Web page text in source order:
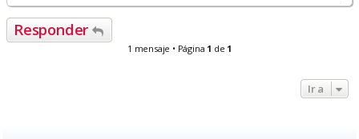
r
Responder
1 mensaje • Página 1 de 1
Ir a